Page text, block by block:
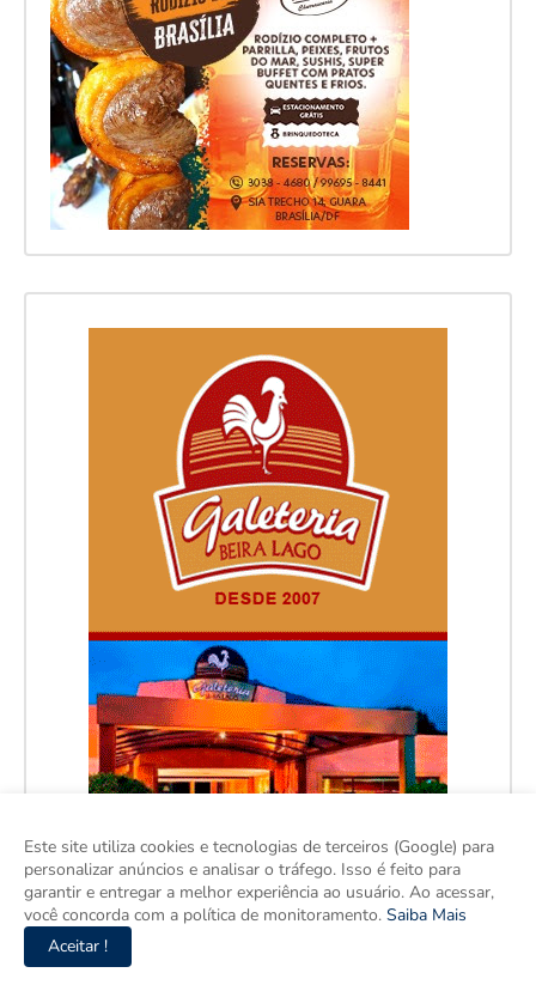
Este site utiliza cookies e tecnologias de terceiros (Google) para
personalizar anúncios e analisar o tráfego. Isso é feito para
garantir e entregar a melhor experiência ao usuário. Ao acessar,
você concorda com a política de monitoramento. Saiba Mais
Aceitar !